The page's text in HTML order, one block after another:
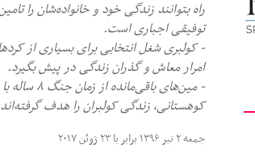
لندن
راه بتوانند زندگی خود و خانواده‌شان را
توفیقی اجباری است.
- کولبری شغل انتخابی برای بسیاری از
امرار معاش و گذران زندگی در پیش بگیرد.
- مین‌های
کوهستانی، زندگی کولبران را هدف
جمعه ۲ تیر ۱۳۹۶ برابر با ۲۳ ژوئن ۲۰۱۷